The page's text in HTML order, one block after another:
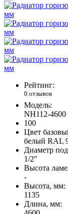
Рейтинг:
0 отзывов
Модель:
NH112-4600
100
Цвет
белый RAL
Диаметр
1/2"
Высота
-
Высота, мм:
1135
Длина, мм: